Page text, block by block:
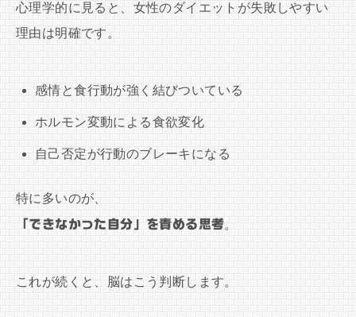
心理学的に見ると、女性のダイエットが失敗しやすい
理由は明確です。
感情と食行動が強く結びついている
ホルモン変動による食欲変化
自己否定が行動のブレーキになる
特に多いのが、
「できなかった自分」を責める思考。
これが続くと、脳はこう判断します。